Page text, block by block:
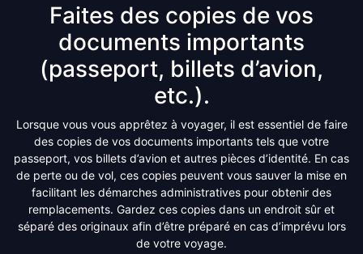
Faites des copies de vos
documents importants
(passeport, billets d’avion,
etc.).
Lorsque vous vous apprêtez à voyager, il est essentiel de faire
des copies de vos documents importants tels que votre
passeport, vos billets d’avion et autres pièces d’identité. En cas
de perte ou de vol, ces copies peuvent vous sauver la mise en
facilitant les démarches administratives pour obtenir des
remplacements. Gardez ces copies dans un endroit sûr et
séparé des originaux afin d’être préparé en cas d’imprévu lors
de votre voyage.